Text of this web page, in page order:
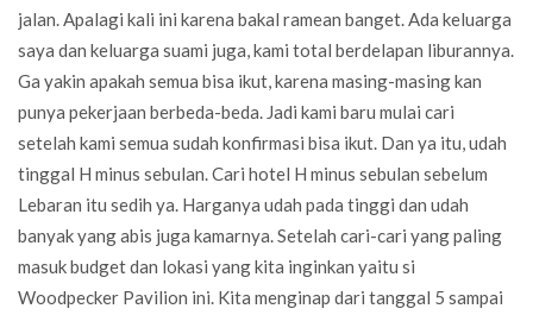
jalan. Apalagi kali ini karena bakal ramean banget. Ada keluarga
saya dan keluarga suami juga, kami total berdelapan liburannya.
Ga yakin apakah semua bisa ikut, karena masing-masing kan
punya pekerjaan berbeda-beda. Jadi kami baru mulai cari
setelah kami semua sudah konfirmasi bisa ikut. Dan ya itu, udah
tinggal H minus sebulan. Cari hotel H minus sebulan sebelum
Lebaran itu sedih ya. Harganya udah pada tinggi dan udah
banyak yang abis juga kamarnya. Setelah cari-cari yang paling
masuk budget dan lokasi yang kita inginkan yaitu si
Woodpecker Pavilion ini. Kita menginap dari tanggal 5 sampai